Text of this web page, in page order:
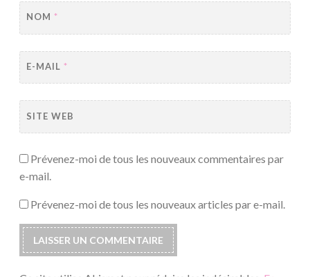
NOM *
E-MAIL *
SITE WEB
Prévenez-moi de tous les nouveaux commentaires par
e-mail.
Prévenez-moi de tous les nouveaux articles par e-mail.